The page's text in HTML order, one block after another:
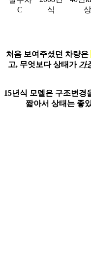
C
식
상
처음 보여주셨던 차량은
고, 무엇보다 상태가 가
15년식 모델은 구조변경
짧아서 상태는 좋